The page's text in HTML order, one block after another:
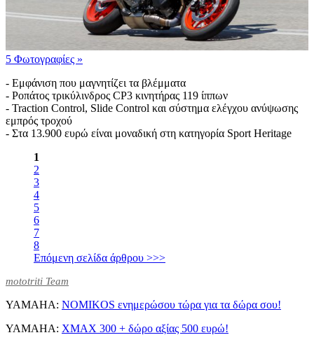
5 Φωτογραφίες »
- Εμφάνιση που μαγνητίζει τα βλέμματα
- Ροπάτος τρικύλινδρος CP3 κινητήρας 119 ίππων
- Traction Control, Slide Control και σύστημα ελέγχου ανύψωσης
εμπρός τροχού
- Στα 13.900 ευρώ είναι μοναδική στη κατηγορία Sport Heritage
1
2
3
4
5
6
7
8
Επόμενη σελίδα άρθρου >>>
mototriti Team
YAMAHA: NOMIKOS ενημερώσου τώρα για τα δώρα σου!
YAMAHA: XMAX 300 + δώρο αξίας 500 ευρώ!